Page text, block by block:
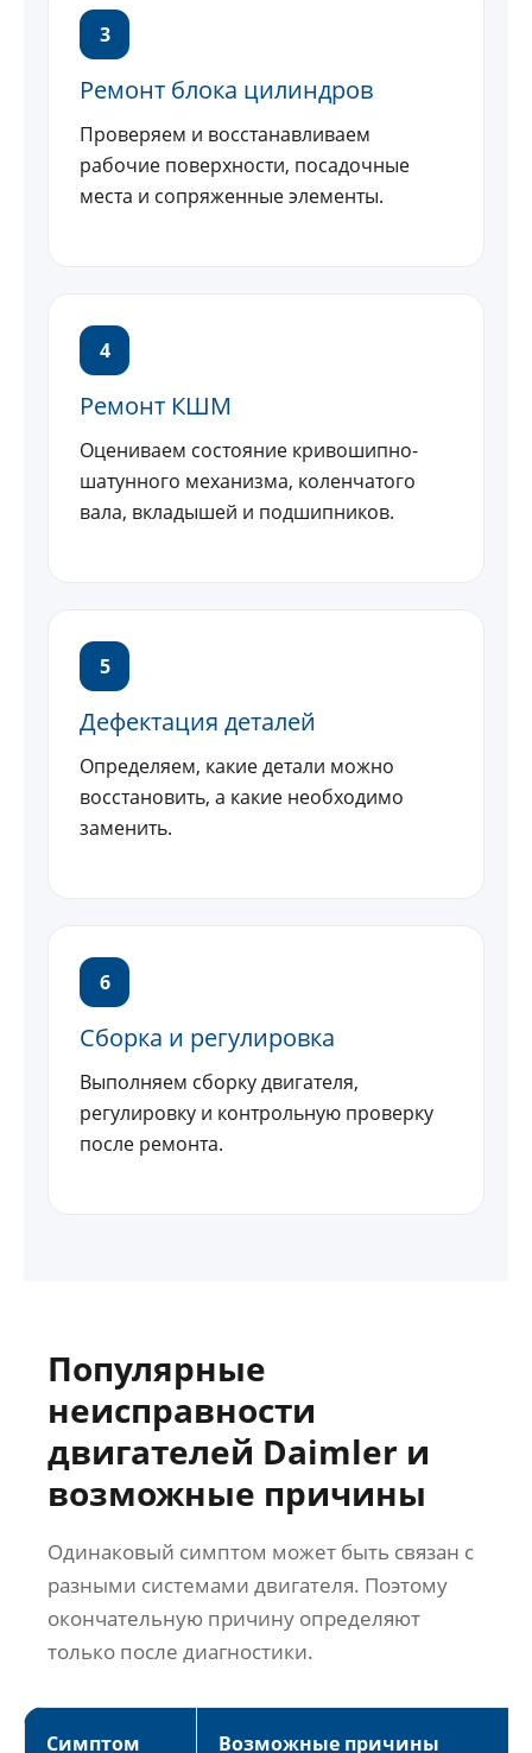
3
Ремонт блока цилиндров
Проверяем и восстанавливаем
рабочие поверхности, посадочные
места и сопряженные элементы.
4
Ремонт КШМ
Оцениваем состояние кривошипно-
шатунного механизма, коленчатого
вала, вкладышей и подшипников.
5
Дефектация деталей
Определяем, какие детали можно
восстановить, а какие необходимо
заменить.
6
Сборка и регулировка
Выполняем сборку двигателя,
регулировку и контрольную проверку
после ремонта.
Популярные
неисправности
двигателей Daimler и
возможные причины
Одинаковый симптом может быть связан с
разными системами двигателя. Поэтому
окончательную причину определяют
только после диагностики.
Симптом Возможные причины